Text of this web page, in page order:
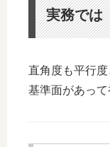
実務では
直角度も平行度
基準面があって